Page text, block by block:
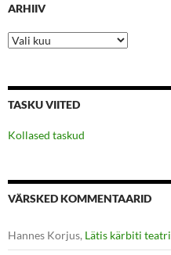
ARHIIV
Arhiiv
TASKU VIITED
Kollased taskud
VÄRSKED KOMMENTAARID
Hannes Korjus, Lätis kärbiti